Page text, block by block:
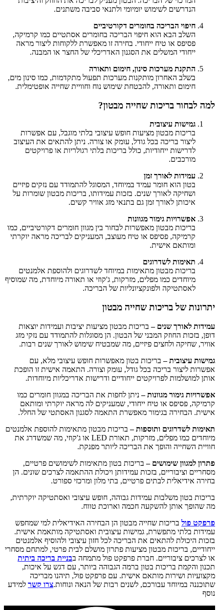
הנדרשים לשימוש יומיומי ולתנאי סביבה משתנים.
חיפוי הבריכה בחומרים דקורטיביים
השלב הבא הוא חיפוי הבריכה בחומרים אסתטיים כמו קרמיקה,
פסיפס או טיח ייחודי. בחירה זו מאפשרת ללקוחות ליצור מראה
ייחודי המשלים את הסגנון האדריכלי של החצר או המבנה.
התקנת מערכות סינון, חימום ותאורה
בשלב האחרון מותקנות מערכות תפעול מתקדמות, כמו סינון מים,
חימום ותאורה, להבטחת שימוש נוח וחוויית שחייה אופטימלית.
למה לבחור בריכות שחייה מבטון?
גמישות עיצובית
בריכות מבטון מציעות חופש עיצובי בלתי מוגבל, עם אפשרות
ליצור בריכה בכל גודל, עומק או צורה. ניתן להתאים את העיצוב
לדרישות ייחודיות, כולל בריכות בלתי רגולריות או פרויקטים
מורכבים.
עמידות לאורך זמן
בטון הוא חומר עמיד במיוחד, המסוגל להתמודד עם נזקים פיזיים
ושחיקה לאורך שנים. בזכות עמידותו, בריכות מבטון שומרות על
איכותן לאורך זמן גם בתנאי מזג אוויר קשים.
אפשרויות גימור מגוונות
בריכות מבטון מאפשרות לבחור בין מגוון חומרים דקורטיביים, כמו
קרמיקה, פסיפס או טיח מעוצב, המעניקים לבריכה מראה יוקרתי
ומותאם אישית.
תאימות לשדרוגים
בריכות מבטון מתאימות במיוחד לשדרוגים ולהוספת אלמנטים
מיוחדים כמו מפלים, מזרקות, ג'קוזי או תאורה מיוחדת, מה שמוסיף
לאסתטיקה ולפונקציונליות של הבריכה.
יתרונות של בריכות שחייה מבטון
עמידות לאורך שנים – בריכות מבטון מציעות יציבות ועמידות יוצאות
דופן, בזכות החוזק המבני של הבטון. הן מסוגלות להתמודד עם נזקי מזג
אוויר, שחיקה ולחצים פיזיים, מה שמבטיח שימוש לאורך שנים רבות.
גמישות עיצובית – בריכות בטון מאפשרות חופש עיצובי מלא, עם
אפשרות ליצור בריכה בכל גודל, עומק וצורה. התאמה אישית זו הופכת
אותן למושלמות לפרויקטים ייחודיים ודרישות אדריכליות מיוחדות.
אפשרויות גימור מגוונות –ניתן לחפות את הבריכה במגוון חומרים כמו
קרמיקה, פסיפס או טיח ייחודי, שמעניקים לה מראה יוקרתי ומותאם
אישית. הבחירה בגימור מאפשרת התאמה לסגנון האסתטי של החלל.
תאימות לשדרוגים ותוספות – בריכות מבטון מתאימות להוספת אלמנטים
מיוחדים כמו מפלים, מזרקות, תאורת LED או ג'קוזי, מה שמשדרג את
חוויית השחייה והופך את הבריכה ליותר מפנקת.
פתרון למגוון שימושים – בריכות בטון מתאימות לשימושים פרטיים,
מסחריים וציבוריים, בזכות עמידותן ויכולת ההתאמה לצרכים שונים. הן
בחירה אידיאלית לבתים פרטיים, בתי מלון ומרכזי ספורט.
בריכות בטון משלבות עמידות גבוהה, חופש עיצובי ואסתטיקה יוקרתית,
מה שהופך אותן להשקעה חכמה וארוכת טווח.
פרפקט פול בריכות שחייה מבטון הן הבחירה האידיאלית למי שמחפש
עמידות בלתי מתפשרת, גמישות עיצובית ואסתטיקה מותאמת אישית.
בזכות היכולת להתאים את הבריכה לכל חזון עיצובי ולהוסיף אלמנטים
ייחודיים, בריכות מבטון מציעות פתרון מושלם לבית פרטי, למתחם מסחרי
או לצרכים ציבוריים. חברת פרפקט פול מתמחה בבניית בריכה ביתית
תכנון והקמת בריכות בטון ברמה הגבוהה ביותר, עם דגש על איכות,
מקצועיות ושירות מותאם אישית. עם פרפקט פול, תיהנו מבריכה
שתוכננה במיוחד עבורכם, לשנים רבות של הנאה ונוחות.צרו קשר למידע
נוסף